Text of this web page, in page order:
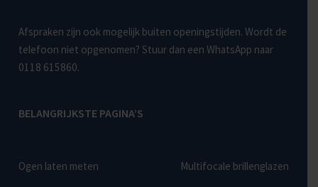
Afspraken zijn ook mogelijk buiten openingstijden. Wordt de
telefoon niet opgenomen? Stuur dan een WhatsApp naar
0118 615860.
BELANGRIJKSTE PAGINA’S
Ogen laten meten Multifocale brillenglazen